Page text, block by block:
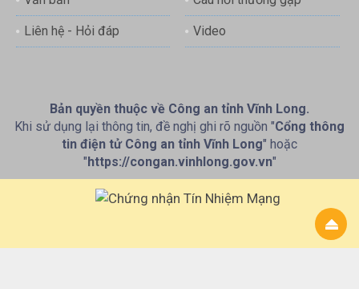
Liên hệ - Hỏi đáp Video
Bản quyền thuộc về Công an tỉnh Vĩnh Long.
Khi sử dụng lại thông tin, đề nghị ghi rõ nguồn "Cổng thông
tin điện tử Công an tỉnh Vĩnh Long" hoặc
"https://congan.vinhlong.gov.vn"